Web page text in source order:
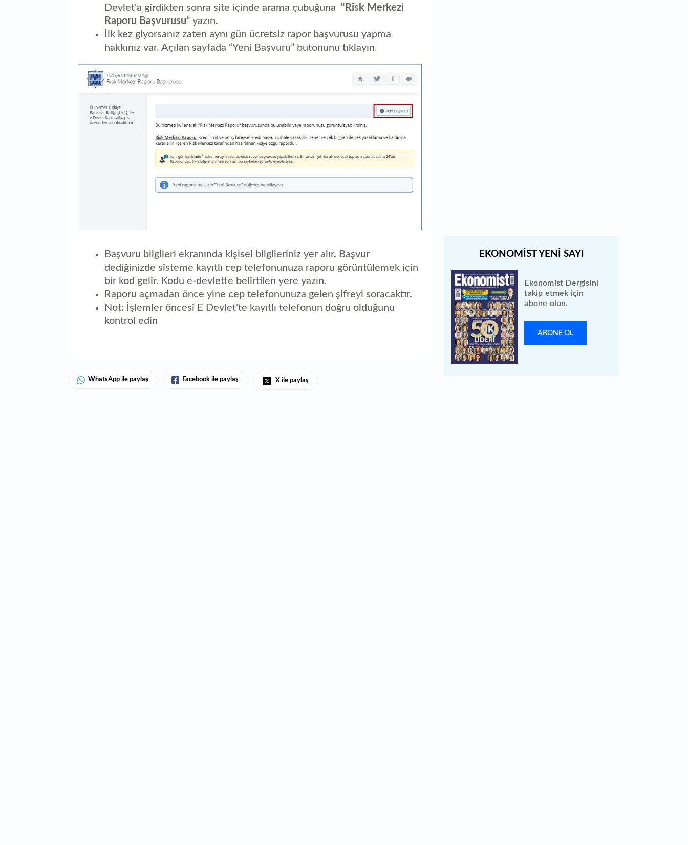
Devlet'a girdikten sonra site içinde arama çubuğuna “Risk Merkezi
Raporu Başvurusu” yazın.
İlk kez giyorsanız zaten aynı gün ücretsiz rapor başvurusu yapma
hakkınız var. Açılan sayfada “Yeni Başvuru” butonunu tıklayın.
Başvuru bilgileri ekranında kişisel bilgileriniz yer alır. Başvur
dediğinizde sisteme kayıtlı cep telefonunuza raporu görüntülemek için
bir kod gelir. Kodu e-devlette belirtilen yere yazın.
Raporu açmadan önce yine cep telefonunuza gelen şifreyi soracaktır.
Not: İşlemler öncesi E Devlet'te kayıtlı telefonun doğru olduğunu
kontrol edin
WhatsApp ile paylaş Facebook ile paylaş X ile paylaş
Ekonomist Dergisini
takip etmek için
abone olun.
ABONE OL